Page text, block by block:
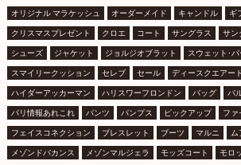
オリジナル マラケッシュ オーダーメイド キャンドル ギ
クリスマスプレゼント クロエ コート サングラス サン
シューズ ジャケット ジョルジオブラット スウェット･パ
スマイリークッション セレブ セール ディースクエアー
ハイダーアッカーマン ハリスワーフロンドン バッグ バ
パリ情報あれこれ パンツ パンプス ピックアップ ファ
フェイスコネクション ブレスレット ブーツ マルニ
メゾンドバカンス メゾンマルジェラ モッズコート モロ